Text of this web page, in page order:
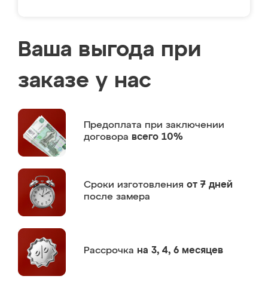
Ваша выгода при
заказе у нас
Предоплата при заключении
договора всего 10%
Сроки изготовления от 7 дней
после замера
Рассрочка на 3, 4, 6 месяцев